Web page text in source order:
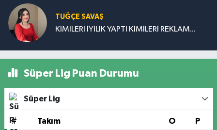
TUĞÇE SAVAŞ
KİMİLERİ İYİLİK YAPTI KİMİLERİ REKLAM...
Süper Lig Puan Durumu
Süper Lig
# Takım O P